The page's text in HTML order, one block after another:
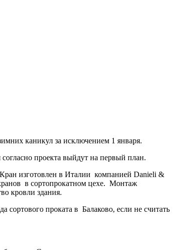
каникул за исключением 1 января.
проекта выйдут на первый план.
изготовлен в Италии компанией Danieli &
в сортопрокатном цехе. Монтаж
кровли здания.
сортового проката в Балаково, если не считать